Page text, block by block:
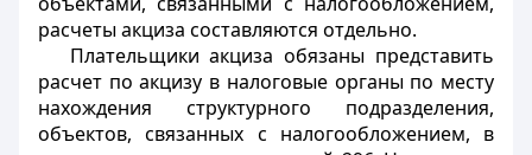
расчеты акциза составляются отдельно.
Плательщики акциза обязаны представить
расчет по акцизу в налоговые органы по месту
нахождения структурного подразделения,
объектов, связанных с налогообложением, в